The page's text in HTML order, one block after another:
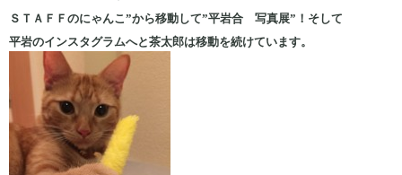
ＳＴＡＦＦのにゃんこ”から移動して”平岩合 写真展”！そして
平岩のインスタグラムへと茶太郎は移動を続けています。